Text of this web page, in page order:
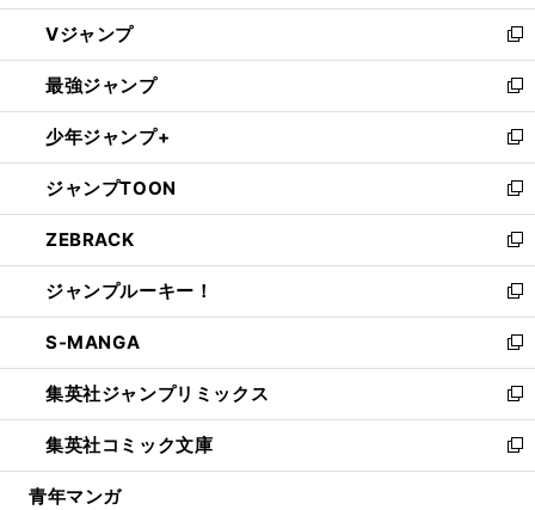
ウ
ィ
ン
ド
ウ
で
開
く
し
い
ウ
ィ
ン
ド
ウ
で
開
く
Vジャンプ
新
し
い
ウ
ィ
ン
ド
ウ
で
開
く
最強ジャンプ
新
し
い
ウ
ィ
ン
ド
ウ
で
開
く
少年ジャンプ+
新
し
い
ウ
ィ
ン
ド
ウ
で
開
く
ジャンプTOON
新
し
い
ウ
ィ
ン
ド
ウ
で
開
く
ZEBRACK
新
し
い
ウ
ィ
ン
ド
ウ
で
開
ジャンプルーキー！
新
し
い
ウ
ィ
ン
ド
ウ
S-MANGA
新
し
い
ウ
ィ
ン
集英社ジャンプリミックス
新
し
い
ウ
集英社コミック文庫
新
し
青年マンガ